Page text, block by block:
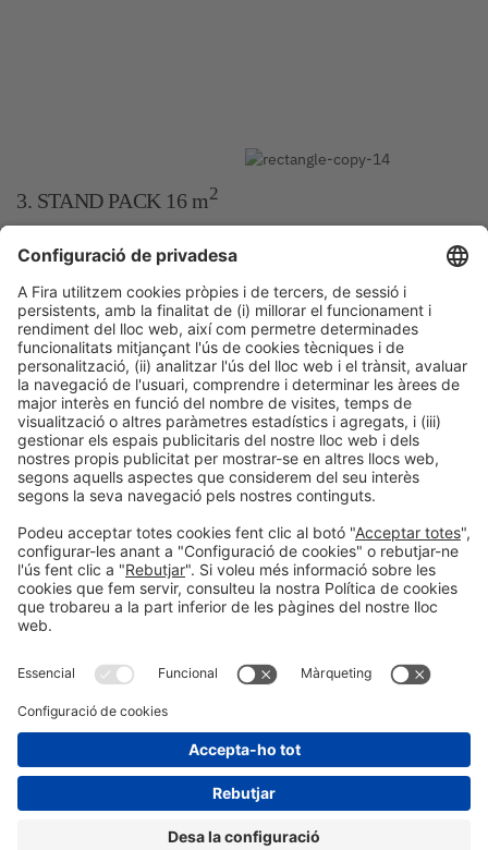
3. STAND PACK 16 m2
• 16 m2de moqueta firal instal·lada
• Paret estructura recoberta amb tela 245 cm / h
• 1 rètol per expositor
• Luminària led
• 1 quadre elèctric 1,2 kw
• 1 mostrador 100 x 50 x 100 cm / h
• 1 tamboret
• 2 Taules rodona blanca
• 6 Cadires blanques
No inclou:
• Drets d’inscripció (200 € + 10% IVA)
Preu Pack 16 m23.950 €
10% IVA no inclòs
Possibilitat de personalitzar
el teu stand amb una
lona
1 Lona 400 x 249 cm912 €
1.613,54 €